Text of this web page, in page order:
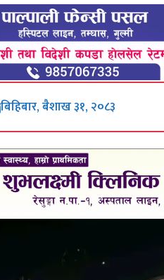
बिहिबार, बैशाख ३१, २०८३